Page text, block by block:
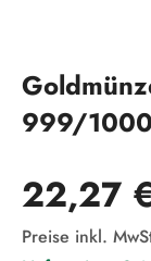
999/
Regulärer Preis:
22,27 €
Preise inkl.